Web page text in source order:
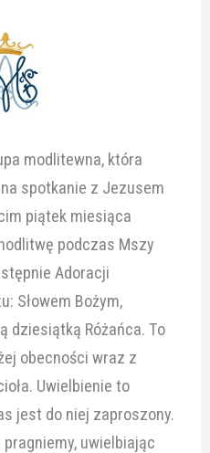
modlitewna, która
spotkanie z Jezusem
piątek miesiąca
podczas Mszy
Adoracji
Słowem Bożym,
dziesiątką Różańca. To
obecności wraz z
Uwielbienie to
jest do niej zaproszony.
uwielbiając